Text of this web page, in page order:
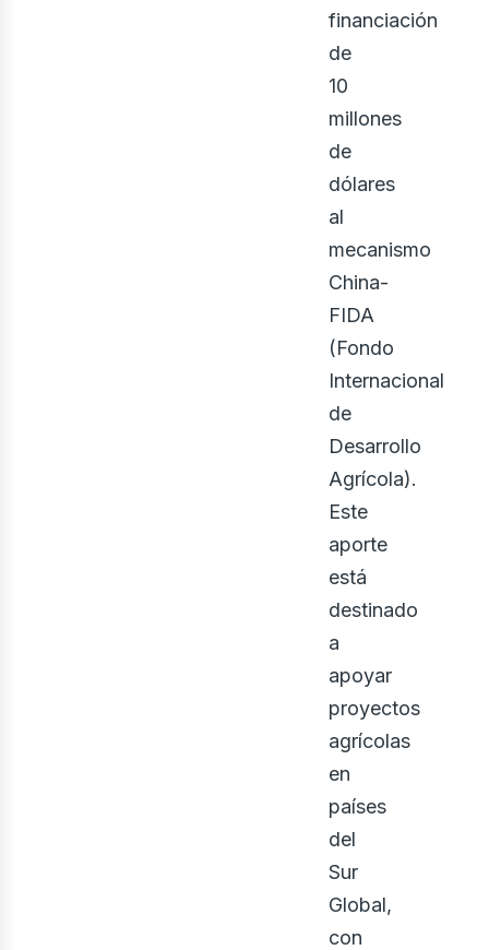
financiación
de
10
millones
de
dólares
al
mecanismo
China-
FIDA
(Fondo
Internacional
de
Desarrollo
Agrícola).
Este
aporte
está
destinado
a
apoyar
proyectos
agrícolas
en
países
del
Sur
Global,
con